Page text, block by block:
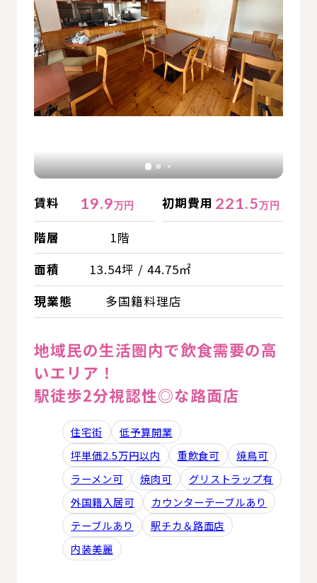
賃料 19.9万円 初期費用 221.5万円
階層
1階
面積
13.54坪 / 44.75㎡
現業態
多国籍料理店
地域民の生活圏内で飲食需要の高
いエリア！
駅徒歩2分視認性◎な路面店
住宅街
低予算開業
坪単価2.5万円以内
重飲食可
焼鳥可
ラーメン可
焼肉可
グリストラップ有
外国籍入居可
カウンターテーブルあり
テーブルあり
駅チカ＆路面店
内装美麗